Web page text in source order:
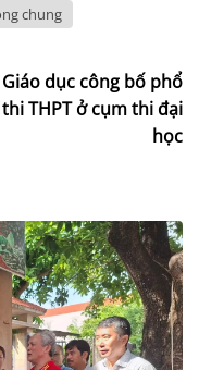
chung
Giáo dục công bố phổ
THPT ở cụm thi đại
học